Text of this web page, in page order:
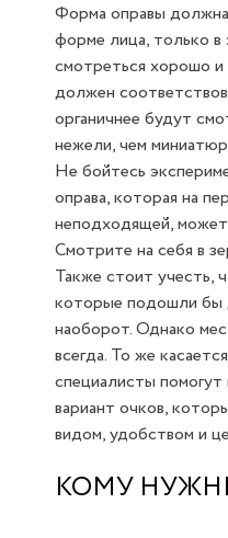
Форма оправы
форме лица, только в
смотреться хорошо и
должен
органичнее будут
нежели, чем
Не бойтесь
оправа, которая на
неподходящей,
Смотрите на себя в
Также стоит учесть,
которые подошли бы
наоборот. Однако
всегда. То же
специалисты
вариант очков,
видом, удобством и
КОМУ